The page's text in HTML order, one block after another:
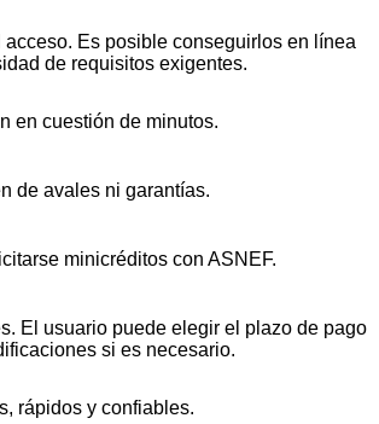
acceso. Es posible conseguirlos en línea
de requisitos exigentes.
en cuestión de minutos.
de avales ni garantías.
minicréditos con ASNEF.
El usuario puede elegir el plazo de pago
si es necesario.
rápidos y confiables.